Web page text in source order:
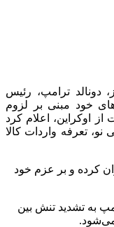
دونالد ترامپ، رئیس
خود مبنی بر لزوم
اوکراین، اعلام کرد
تعرفه واردات کالا
کرده و بر عزم خود
به تشدید تنش بین